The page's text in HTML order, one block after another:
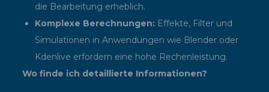
die Bearbeitung erheblich.
Komplexe Berechnungen: Effekte, Filter und
Simulationen in Anwendungen wie Blender oder
Kdenlive erfordern eine hohe Rechenleistung.
Wo finde ich detaillierte Informationen?